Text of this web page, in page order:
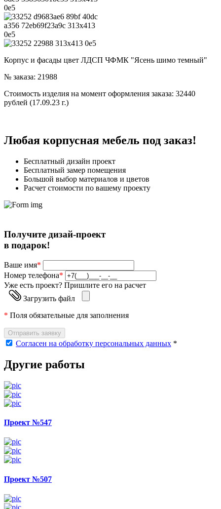
Корпус и фасады цвет ЛДСП ЧФМК "Ясень шимо темный"
№ заказа: 21988
Стоимость изделия на момент оформления заказа: 32440
рублей (17.09.23 г.)
Любая корпусная мебель под заказ!
Бесплатный дизайн проект
Бесплатный замер помещения
Большой выбор материалов и цветов
Расчет стоимости по вашему проекту
Получите дизай-проект
в подарок!
Ваше имя*
Номер телефона*
Уже есть проект? Пришлите его на расчет
Загрузить файл
* Поля обязательные для заполнения
Отправить заявку
Согласен на обработку персональных данных *
Другие работы
Проект №547
Проект №507